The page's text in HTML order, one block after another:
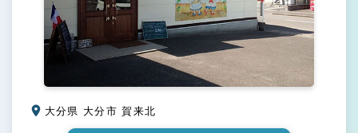
大分県 大分市 賀来北